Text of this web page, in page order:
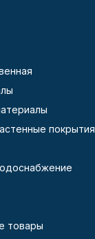
покрытия
товары